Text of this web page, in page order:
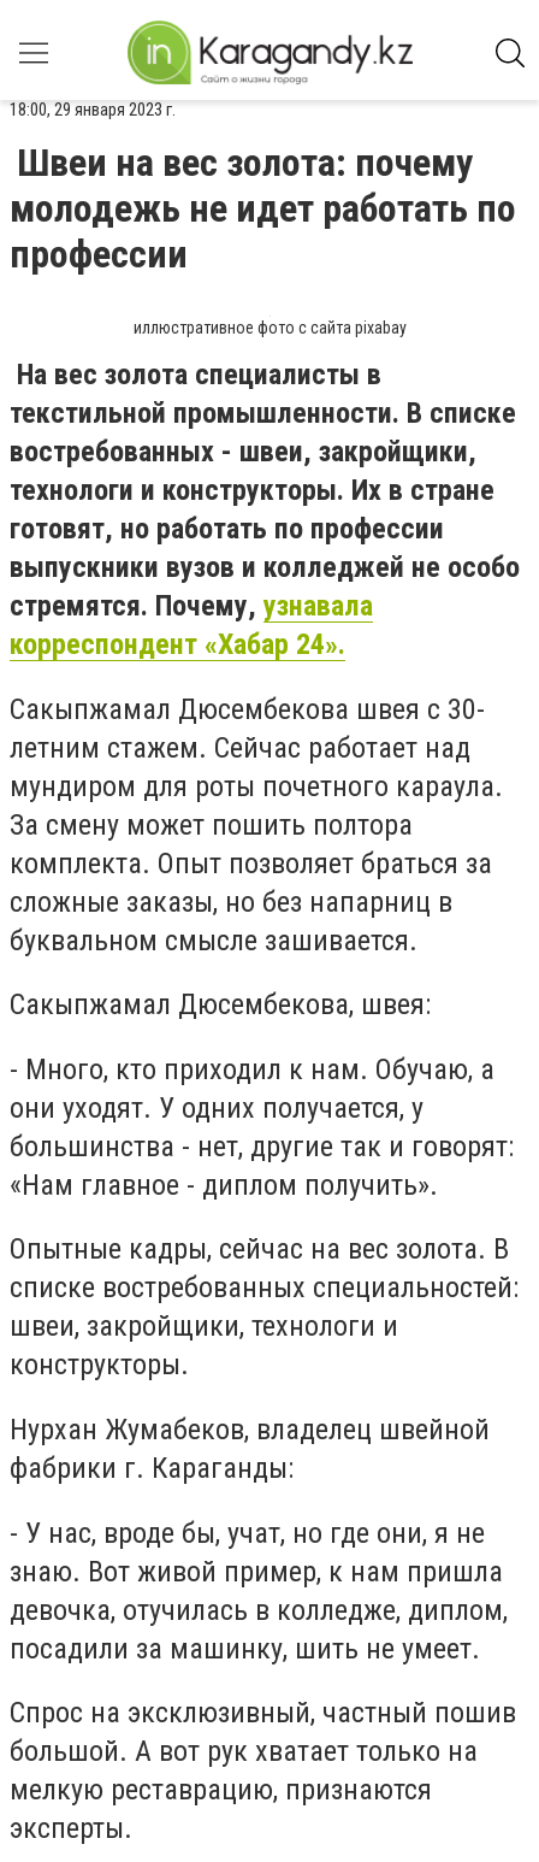
18:00, 29 января 2023 г.
Швеи на вес золота: почему
молодежь не идет работать по
профессии
иллюстративное фото с сайта pixabay
На вес золота специалисты в
текстильной промышленности. В списке
востребованных - швеи, закройщики,
технологи и конструкторы. Их в стране
готовят, но работать по профессии
выпускники вузов и колледжей не особо
стремятся. Почему, узнавала
корреспондент «Хабар 24».
Сакыпжамал Дюсембекова швея с 30-
летним стажем. Сейчас работает над
мундиром для роты почетного караула.
За смену может пошить полтора
комплекта. Опыт позволяет браться за
сложные заказы, но без напарниц в
буквальном смысле зашивается.
Сакыпжамал Дюсембекова, швея:
- Много, кто приходил к нам. Обучаю, а
они уходят. У одних получается, у
большинства - нет, другие так и говорят:
«Нам главное - диплом получить».
Опытные кадры, сейчас на вес золота. В
списке востребованных специальностей:
швеи, закройщики, технологи и
конструкторы.
Нурхан Жумабеков, владелец швейной
фабрики г. Караганды:
- У нас, вроде бы, учат, но где они, я не
знаю. Вот живой пример, к нам пришла
девочка, отучилась в колледже, диплом,
посадили за машинку, шить не умеет.
Спрос на эксклюзивный, частный пошив
большой. А вот рук хватает только на
мелкую реставрацию, признаются
эксперты.